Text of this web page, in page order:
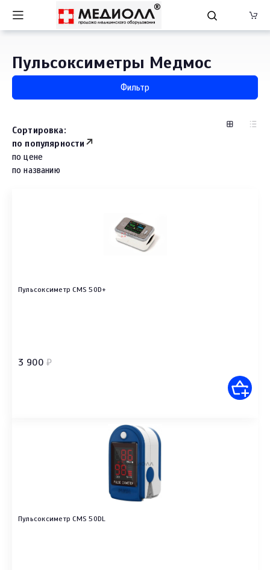
Пульсоксиметры Медмос
Фильтр
Сортировка:
по популярности
по цене
по названию
Пульсоксиметр CMS 50D+
3 900 ₽
Пульсоксиметр CMS 50DL